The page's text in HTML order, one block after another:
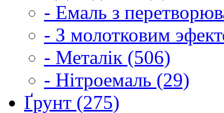
- Емаль з
- З молотковим
- Металік (506)
- Нітроемаль (29)
Ґрунт (275)